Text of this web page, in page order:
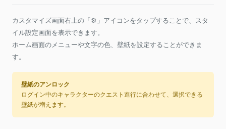
カスタマイズ画面右上の「⚙」アイコンをタップすることで、スタ
イル設定画面を表示できます。
ホーム画面のメニューや文字の色、壁紙を設定することができま
す。
壁紙のアンロック
ログイン中のキャラクターのクエスト進行に合わせて、選択できる
壁紙が増えます。